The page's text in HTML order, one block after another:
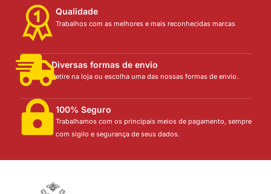
Qualidade
Trabalhos com as melhores e mais reconhecidas marcas
Diversas formas de envio
Retire na loja ou escolha uma das nossas formas de envio.
100% Seguro
Trabalhamos com os principais meios de pagamento, sempre
com sigilo e segurança de seus dados.